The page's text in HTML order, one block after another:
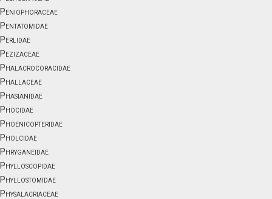
Peniophoraceae
Pentatomidae
Perlidae
Pezizaceae
Phalacrocoracidae
Phallaceae
Phasianidae
Phocidae
Phoenicopteridae
Pholcidae
Phryganeidae
Phylloscopidae
Phyllostomidae
Physalacriaceae